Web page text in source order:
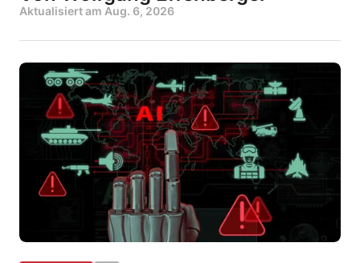
Aktualisiert am Aug. 6, 2026